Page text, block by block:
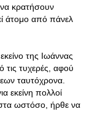
κρατήσουν
άτομο από πάνελ
της Ιωάννας
τις τυχερές, αφού
ταυτόχρονα.
εκείνη πολλοί
ωστόσο, ήρθε να